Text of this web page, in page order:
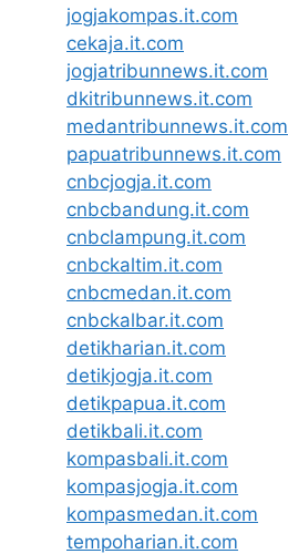
jogjakompas.it.com
cekaja.it.com
jogjatribunnews.it.com
dkitribunnews.it.com
medantribunnews.it.com
papuatribunnews.it.com
cnbcjogja.it.com
cnbcbandung.it.com
cnbclampung.it.com
cnbckaltim.it.com
cnbcmedan.it.com
cnbckalbar.it.com
detikharian.it.com
detikjogja.it.com
detikpapua.it.com
detikbali.it.com
kompasbali.it.com
kompasjogja.it.com
kompasmedan.it.com
tempoharian.it.com